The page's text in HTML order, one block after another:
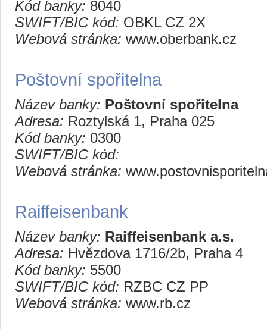
Kód banky: 8040
SWIFT/BIC kód: OBKL CZ 2X
Webová stránka: www.oberbank.cz
Poštovní spořitelna
Název banky: Poštovní spořitelna
Adresa: Roztylská 1, Praha 025
Kód banky: 0300
SWIFT/BIC kód:
Webová stránka:
Raiffeisenbank
Název banky: Raiffeisenbank a.s.
Adresa: Hvězdova 1716/2b, Praha 4
Kód banky: 5500
SWIFT/BIC kód: RZBC CZ PP
Webová stránka: www.rb.cz